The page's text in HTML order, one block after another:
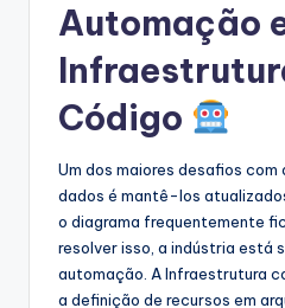
Automação
Código
Um dos maiores desafios com
dados é mantê-los
o diagrama frequentemente
resolver isso, a indústria está
automação. A Infraestrutura
a definição de recursos em